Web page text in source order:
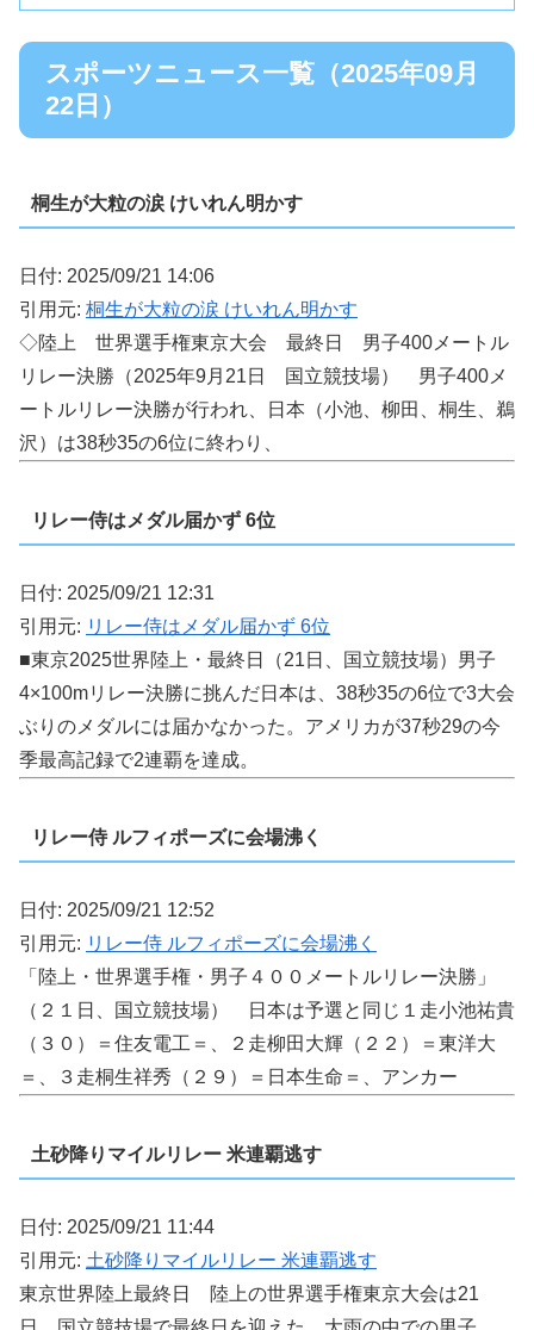
スポーツニュース一覧（2025年09月
22日）
桐生が大粒の涙 けいれん明かす
日付: 2025/09/21 14:06
引用元: 桐生が大粒の涙 けいれん明かす
◇陸上 世界選手権東京大会 最終日 男子400メートル
リレー決勝（2025年9月21日 国立競技場） 男子400メ
ートルリレー決勝が行われ、日本（小池、柳田、桐生、鵜
沢）は38秒35の6位に終わり、
リレー侍はメダル届かず 6位
日付: 2025/09/21 12:31
引用元: リレー侍はメダル届かず 6位
■東京2025世界陸上・最終日（21日、国立競技場）男子
4×100mリレー決勝に挑んだ日本は、38秒35の6位で3大会
ぶりのメダルには届かなかった。アメリカが37秒29の今
季最高記録で2連覇を達成。
リレー侍 ルフィポーズに会場沸く
日付: 2025/09/21 12:52
引用元: リレー侍 ルフィポーズに会場沸く
「陸上・世界選手権・男子４００メートルリレー決勝」
（２１日、国立競技場） 日本は予選と同じ１走小池祐貴
（３０）＝住友電工＝、２走柳田大輝（２２）＝東洋大
＝、３走桐生祥秀（２９）＝日本生命＝、アンカー
土砂降りマイルリレー 米連覇逃す
日付: 2025/09/21 11:44
引用元: 土砂降りマイルリレー 米連覇逃す
東京世界陸上最終日 陸上の世界選手権東京大会は21